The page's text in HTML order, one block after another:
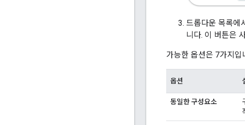
드롭다운 목록에
니다. 이 버튼은
가능한 옵션은 7가지입
옵션
동일한 구성요소